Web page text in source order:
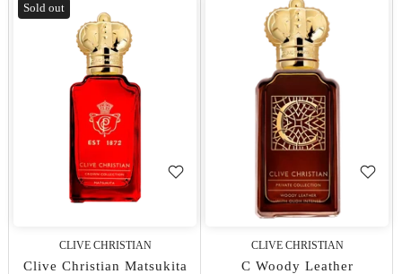
Sold out
CLIVE CHRISTIAN
Clive Christian Matsukita
CLIVE CHRISTIAN
C Woody Leather